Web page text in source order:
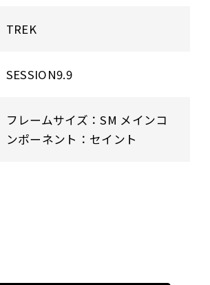
TREK
SESSION9.9
フレームサイズ：SM メインコ
ンポーネント：セイント